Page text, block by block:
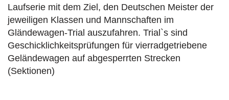
Laufserie mit dem Ziel, den Deutschen Meister der
jeweiligen Klassen und Mannschaften im
Gländewagen-Trial auszufahren. Trial`s sind
Geschicklichkeitsprüfungen für vierradgetriebene
Geländewagen auf abgesperrten Strecken
(Sektionen)